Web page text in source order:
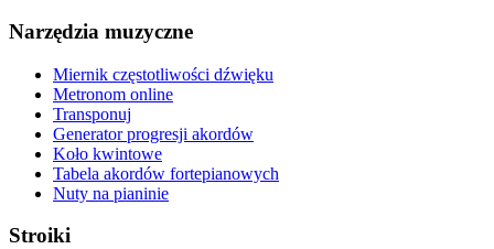
Narzędzia muzyczne
Miernik częstotliwości dźwięku
Metronom online
Transponuj
Generator progresji akordów
Koło kwintowe
Tabela akordów fortepianowych
Nuty na pianinie
Stroiki